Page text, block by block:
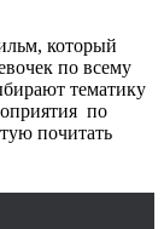
который
по всему
тематику
по
почитать